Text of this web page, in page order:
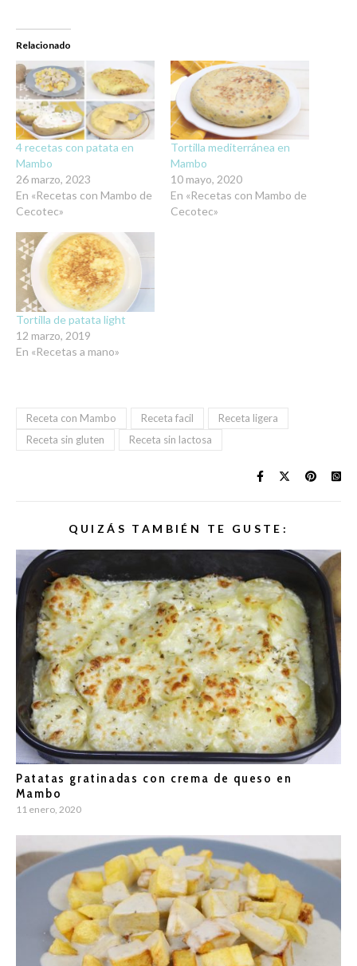
Relacionado
4 recetas con patata en
Mambo
26 marzo, 2023
En «Recetas con Mambo de
Cecotec»
Tortilla mediterránea en
Mambo
10 mayo, 2020
En «Recetas con Mambo de
Cecotec»
Tortilla de patata light
12 marzo, 2019
En «Recetas a mano»
Receta con Mambo Receta facil
Receta ligera
Receta sin gluten
Receta sin lactosa
QUIZÁS TAMBIÉN TE GUSTE:
Patatas gratinadas con crema de queso en
Mambo
11 enero, 2020